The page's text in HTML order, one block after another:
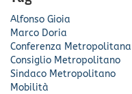
Alfonso Gioia
Marco Doria
Conferenza Metropolitana
Consiglio Metropolitano
Sindaco Metropolitano
Mobilità